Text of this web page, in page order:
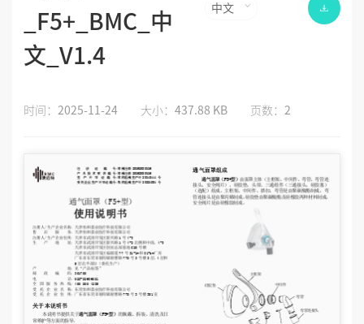
_F5+_BMC_中
文_V1.4
中文
时间： 2025-11-24 大小： 437.88 KB 页数： 2